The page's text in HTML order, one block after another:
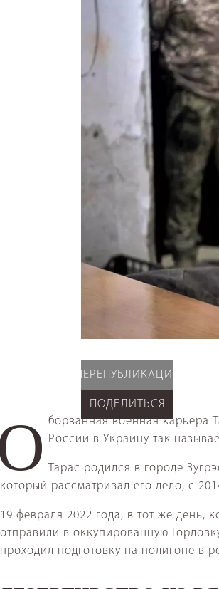
ПЕРЕПУБЛИКАЦИЯ
ПОДЕЛИТЬСЯ
борванная военная карьера
России в Украину так
Тарас родился в городе
который рассматривал его дело, с
19 февраля 2022 года, в тот же день,
отправили в оккупированную
проходил подготовку на полигоне в